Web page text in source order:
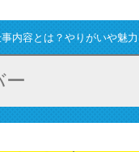
内容とは？やりがいや魅